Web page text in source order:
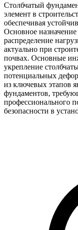
Столбчатый
элемент в
обеспечивая
Основное
распределение
актуально при
почвах. Основные
укрепление
потенциальных
из ключевых этапов
фундаментов,
профессионального
безопасности в